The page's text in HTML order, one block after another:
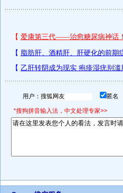
用户： 匿名
*搜狗拼音输入法，中文处理专家>>